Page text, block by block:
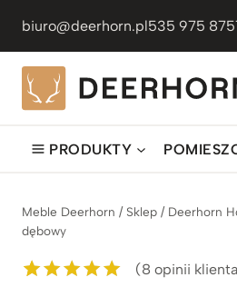
treści
biuro@deerhorn.pl535 975 875
PRODUKTY
Meble Deerhorn / Sklep / Deerhorn
dębowy
(8 opinii